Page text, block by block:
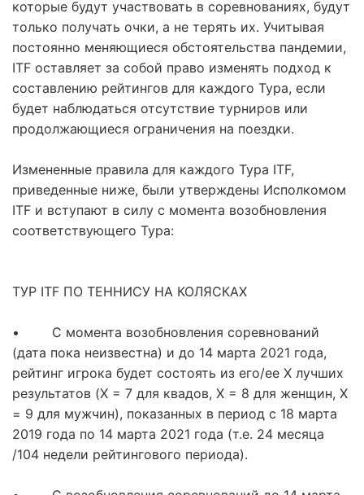
которые будут участвовать в соревнованиях, будут
только получать очки, а не терять их. Учитывая
постоянно меняющиеся обстоятельства пандемии,
ITF оставляет за собой право изменять подход к
составлению рейтингов для каждого Тура, если
будет наблюдаться отсутствие турниров или
продолжающиеся ограничения на поездки.
Измененные правила для каждого Тура ITF,
приведенные ниже, были утверждены Исполкомом
ITF и вступают в силу с момента возобновления
соответствующего Тура:
ТУР ITF ПО ТЕННИСУ НА КОЛЯСКАХ
• С момента возобновления соревнований
(дата пока неизвестна) и до 14 марта 2021 года,
рейтинг игрока будет состоять из его/ее Х лучших
результатов (X = 7 для квадов, Х = 8 для женщин, Х
= 9 для мужчин), показанных в период с 18 марта
2019 года по 14 марта 2021 года (т.е. 24 месяца
/104 недели рейтингового периода).